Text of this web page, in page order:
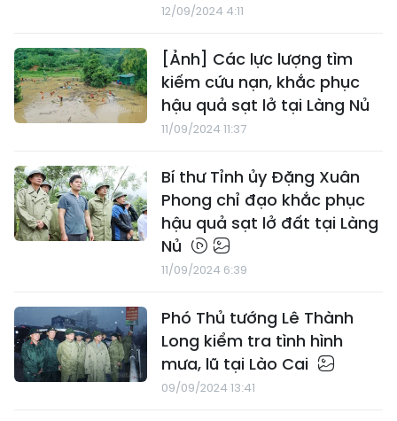
12/09/2024 4:11
[Ảnh] Các lực lượng tìm
kiếm cứu nạn, khắc phục
hậu quả sạt lở tại Làng Nủ
11/09/2024 11:37
Bí thư Tỉnh ủy Đặng Xuân
Phong chỉ đạo khắc phục
hậu quả sạt lở đất tại Làng
Nủ
11/09/2024 6:39
Phó Thủ tướng Lê Thành
Long kiểm tra tình hình
mưa, lũ tại Lào Cai
09/09/2024 13:41